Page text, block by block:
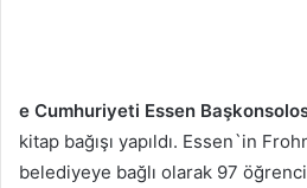
e Cumhuriyeti Essen
kitap bağışı yapıldı. Essen`in
belediyeye bağlı olarak 97